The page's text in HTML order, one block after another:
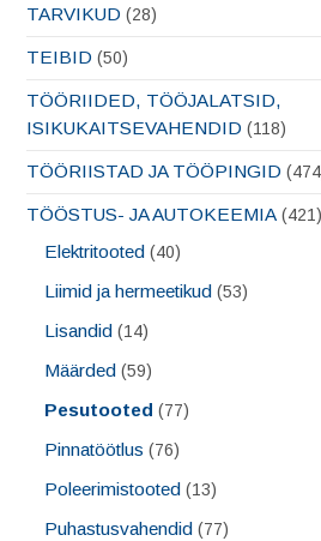
TARVIKUD (28)
TEIBID (50)
TÖÖRIIDED, TÖÖJALATSID,
ISIKUKAITSEVAHENDID (118)
TÖÖRIISTAD JA TÖÖPINGID
TÖÖSTUS- JA AUTOKEEMIA (421)
Elektritooted (40)
Liimid ja hermeetikud (53)
Lisandid (14)
Määrded (59)
Pesutooted (77)
Pinnatöötlus (76)
Poleerimistooted (13)
Puhastusvahendid (77)